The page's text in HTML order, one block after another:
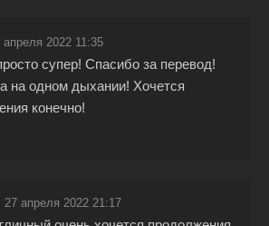
апреля 2022 11:35
супер! Спасибо за перевод!
на одном дыхании! Хочется
конечно!
27 апреля 2022 21:17